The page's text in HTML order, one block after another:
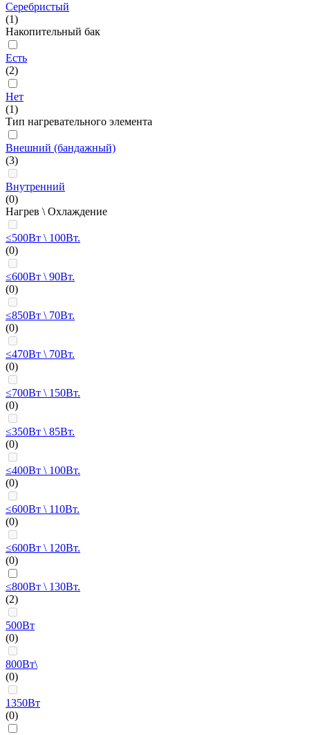
Серебристый
(1)
Накопительный бак
Есть
(2)
Нет
(1)
Тип нагревательного элемента
Внешний (бандажный)
(3)
Внутренний
(0)
Нагрев \ Охлаждение
≤500Вт \ 100Вт.
(0)
≤600Вт \ 90Вт.
(0)
≤850Вт \ 70Вт.
(0)
≤470Вт \ 70Вт.
(0)
≤700Вт \ 150Вт.
(0)
≤350Вт \ 85Вт.
(0)
≤400Вт \ 100Вт.
(0)
≤600Вт \ 110Вт.
(0)
≤600Вт \ 120Вт.
(0)
≤800Вт \ 130Вт.
(2)
500Вт
(0)
800Вт\
(0)
1350Вт
(0)